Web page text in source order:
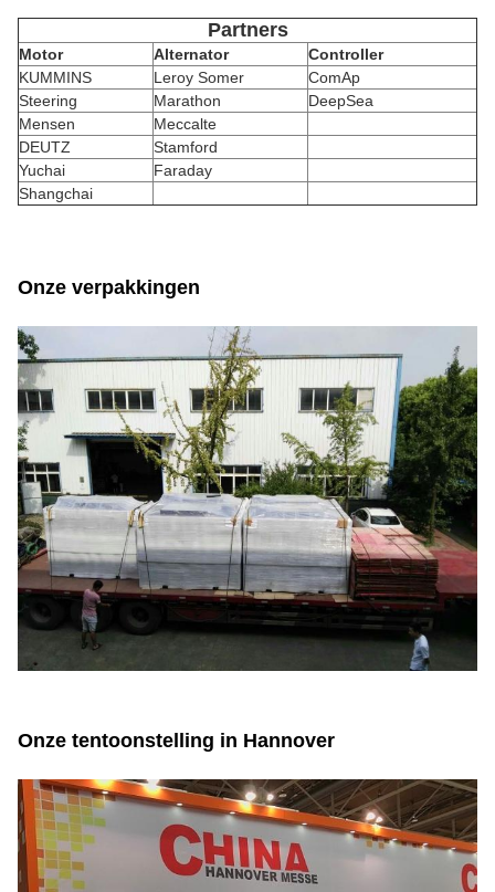
Partners
Motor Alternator
Controller
KUMMINS
Leroy Somer
ComAp
Steering
Marathon
DeepSea
Mensen
Meccalte
DEUTZ
Stamford
Yuchai
Faraday
Shangchai
Onze verpakkingen
Onze tentoonstelling in Hannover